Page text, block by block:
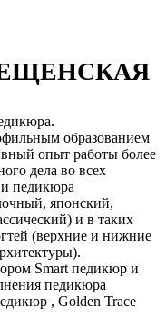
образованием
опыт работы более
дела во всех
педикюра
японский,
и в таких
(верхние и нижние
Smart педикюр и
педикюра
, Golden Trace